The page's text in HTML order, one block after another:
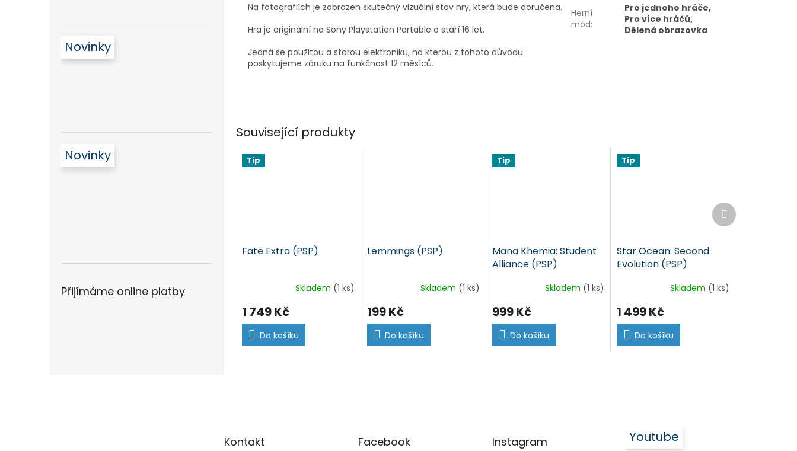
Novinky
Novinky
Přijímáme online platby
Na fotografiích je zobrazen skutečný vizuální stav hry, která bude doručena.
Hra je originální na Sony Playstation Portable o stáří 16 let.
Jedná se použitou a starou elektroniku, na kterou z tohoto důvodu
poskytujeme záruku na funkčnost 12 měsíců.
Herní
mód:
Pro jednoho hráče,
Pro více hráčů,
Dělená obrazovka
Související produkty
Tip
Fate Extra (PSP)
Skladem (1 ks)
1 749 Kč
Do košíku
Lemmings (PSP)
Skladem (1 ks)
199 Kč
Do košíku
Tip
Mana Khemia: Student
Alliance (PSP)
Skladem (1 ks)
999 Kč
Do košíku
Tip
Star Ocean: Second
Evolution (PSP)
Skladem (1 ks)
1 499 Kč
Do košíku
Další
produkt
Kontakt Facebook Instagram Youtube